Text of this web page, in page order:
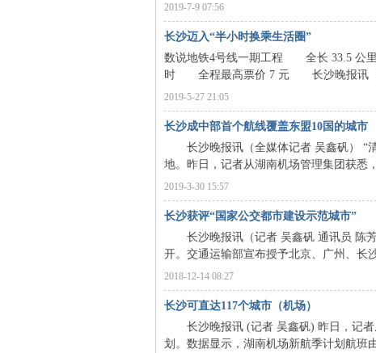
2019-7-9 07:56
长沙迈入“半小时换乘生活圈”
数说地铁4号线一期工程 全长 33.5
时 全程最高票价 7 元 长沙晚报讯（全
2019-5-27 21:05
长沙成中部首个航线覆盖东盟10国的城市
长沙晚报讯（全媒体记者 吴鑫矾） “清
地。昨日，记者从湖南机场管理集团获悉
2019-3-30 15:57
长沙获评“国家公交都市建设示范城市”
长沙晚报讯（记者 吴鑫矾 通讯员 陈芳
开。交通运输部宣布授予北京、广州、长
2018-12-14 08:27
长沙可直达117个城市（机场）
长沙晚报讯 (记者 吴鑫矾) 昨日，记者
划。数据显示，湖南机场新航季计划航班